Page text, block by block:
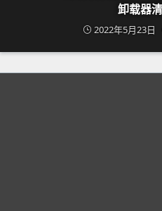
卸载器
2022年5月23日